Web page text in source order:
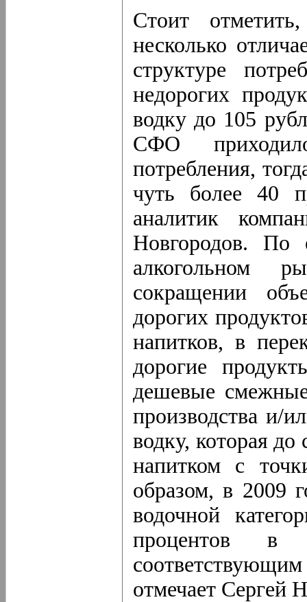
Стоит
несколько
структуре
недорогих
водку до 105
СФО
потребления,
чуть более 40
аналитик
Новгородов. По
алкогольном
сокращении
дорогих
напитков, в
дорогие
дешевые
производства и/
водку, которая
напитком с
образом, в 2009
водочной
процентов в
отмечает Сергей